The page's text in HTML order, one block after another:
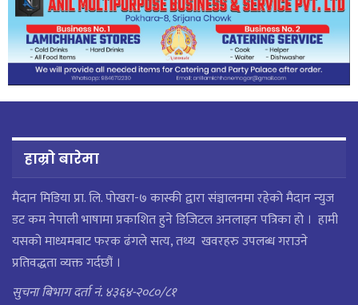
हाम्रो बारेमा
मैदान मिडिया प्रा. लि. पाेखरा-७ कास्की द्वारा संञ्चालनमा रहेको मैदान न्युज
डट कम नेपाली भाषामा प्रकाशित हुने डिजिटल अनलाइन पत्रिका हो । हामी
यसको माध्यमबाट फरक ढंगले सत्य, तथ्य खवरहरु उपलब्ध गराउने
प्रतिवद्धता व्यक्त गर्दछौं ।
सुचना बिभाग दर्ता नं. ४३६४-२०८०/८१